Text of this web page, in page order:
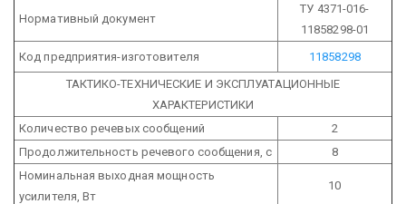
Нормативный документ
ТУ 4371-016-
11858298-01
Код предприятия-изготовителя
11858298
ТАКТИКО-ТЕХНИЧЕСКИЕ И ЭКСПЛУАТАЦИОННЫЕ
ХАРАКТЕРИСТИКИ
Количество речевых сообщений
2
Продолжительность речевого сообщения, с
8
Номинальная выходная мощность
усилителя, Вт
10